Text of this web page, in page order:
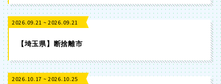
2026.09.21 ~ 2026.09.21
【埼玉県】断捨離市
2026.10.17 ~ 2026.10.25